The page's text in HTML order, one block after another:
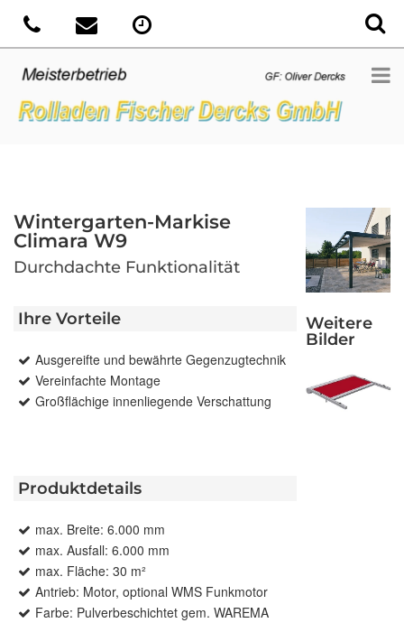
Wintergarten-Markise
Climara W9
Durchdachte Funktionalität
Ihre Vorteile
Ausgereifte und bewährte Gegenzugtechnik
Vereinfachte Montage
Großflächige innenliegende Verschattung
Produktdetails
max. Breite: 6.000 mm
max. Ausfall: 6.000 mm
max. Fläche: 30 m²
Antrieb: Motor, optional WMS Funkmotor
Farbe: Pulverbeschichtet gem. WAREMA
Weitere
Bilder